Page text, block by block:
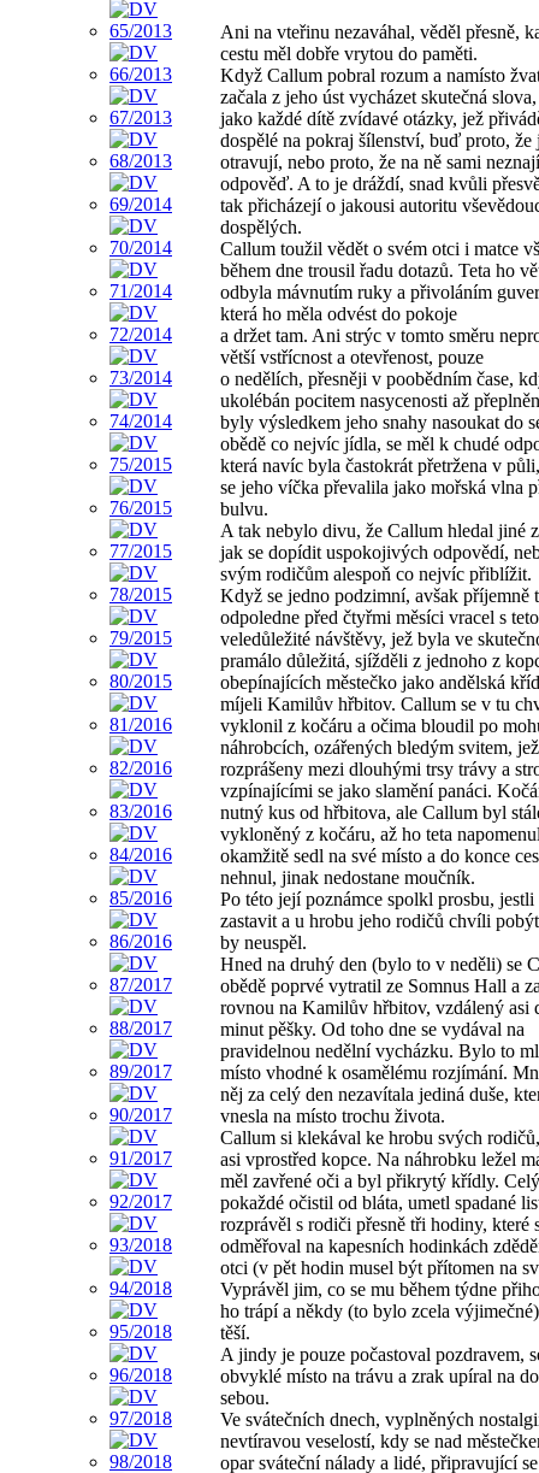
Ani na vteřinu nezaváhal, věděl přesně,
cestu měl dobře vrytou do paměti.
Když Callum pobral rozum a namísto
začala z jeho úst vycházet skutečná
jako každé dítě zvídavé otázky, jež
dospělé na pokraj šílenství, buď proto, že
otravují, nebo proto, že na ně sami neznají
odpověď. A to je dráždí, snad kvůli
tak přicházejí o jakousi autoritu
dospělých.
Callum toužil vědět o svém otci i matce
během dne trousil řadu dotazů. Teta ho
odbyla mávnutím ruky a přivoláním
která ho měla odvést do pokoje
a držet tam. Ani strýc v tomto směru
větší vstřícnost a otevřenost, pouze
o nedělích, přesněji v poobědním čase,
ukolébán pocitem nasycenosti až
byly výsledkem jeho snahy nasoukat do
obědě co nejvíc jídla, se měl k chudé
která navíc byla častokrát přetržena v
se jeho víčka převalila jako mořská vlna
bulvu.
A tak nebylo divu, že Callum hledal jiné
jak se dopídit uspokojivých odpovědí,
svým rodičům alespoň co nejvíc přiblížit.
Když se jedno podzimní, avšak příjemně
odpoledne před čtyřmi měsíci vracel s
veledůležité návštěvy, jež byla ve
pramálo důležitá, sjížděli z jednoho z
obepínajících městečko jako andělská
míjeli Kamilův hřbitov. Callum se v tu
vyklonil z kočáru a očima bloudil po
náhrobcích, ozářených bledým svitem,
rozprášeny mezi dlouhými trsy trávy a
vzpínajícími se jako slamění panáci.
nutný kus od hřbitova, ale Callum byl
vykloněný z kočáru, až ho teta
okamžitě sedl na své místo a do konce
nehnul, jinak nedostane moučník.
Po této její poznámce spolkl prosbu,
zastavit a u hrobu jeho rodičů chvíli
by neuspěl.
Hned na druhý den (bylo to v neděli) se
obědě poprvé vytratil ze Somnus Hall a
rovnou na Kamilův hřbitov, vzdálený asi
minut pěšky. Od toho dne se vydával na
pravidelnou nedělní vycházku. Bylo to
místo vhodné k osamělému rozjímání.
něj za celý den nezavítala jediná duše,
vnesla na místo trochu života.
Callum si klekával ke hrobu svých
asi vprostřed kopce. Na náhrobku ležel
měl zavřené oči a byl přikrytý křídly.
pokaždé očistil od bláta, umetl spadané
rozprávěl s rodiči přesně tři hodiny, které
odměřoval na kapesních hodinkách
otci (v pět hodin musel být přítomen na
Vyprávěl jim, co se mu během týdne
ho trápí a někdy (to bylo zcela
těší.
A jindy je pouze počastoval pozdravem,
obvyklé místo na trávu a zrak upíral na
sebou.
Ve svátečních dnech, vyplněných
nevtíravou veselostí, kdy se nad
opar sváteční nálady a lidé, připravující